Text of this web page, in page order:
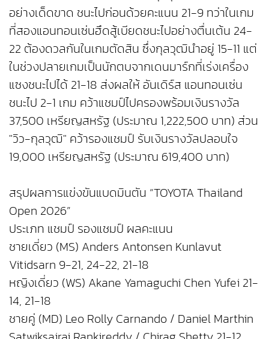
อย่างเด็ดขาด ชนะไปก่อนด้วยคะแนน 21-9 ทว่าในเกม
ที่สองแอนทอนเซ่นฮึดสู้เบียดชนะไปอย่างตื่นเต้น 24-
22 ต้องดวลกันในเกมตัดสิน ซึ่งกุลวุฒินำอยู่ 15-11 แต่
ในช่วงปลายเกมเป็นนักตบจากเดนมาร์กที่เร่งเครื่อง
แซงชนะไปได้ 21-18 ส่งผลให้ อันเดิร์ส แอนทอนเซ่น
ชนะไป 2-1 เกม คว้าแชมป์ไปครองพร้อมเงินรางวัล
37,500 เหรียญสหรัฐ (ประมาณ 1,222,500 บาท) ส่วน
"วิว-กุลวุฒิ" คว้ารองแชมป์ รับเงินรางวัลปลอบใจ
19,000 เหรียญสหรัฐ (ประมาณ 619,400 บาท)
สรุปผลการแข่งขันแบดมินตัน “TOYOTA Thailand
Open 2026”
ประเภท แชมป์ รองแชมป์ ผลคะแนน
ชายเดี่ยว (MS) Anders Antonsen Kunlavut
Vitidsarn 9-21, 24-22, 21-18
หญิงเดี่ยว (WS) Akane Yamaguchi Chen Yufei 21-
14, 21-18
ชายคู่ (MD) Leo Rolly Carnando / Daniel Marthin